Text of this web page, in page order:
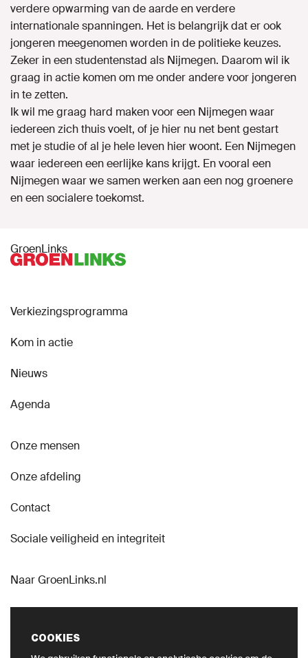
COOKIES
verdere opwarming van de aarde en verdere
internationale spanningen. Het is belangrijk dat er ook
jongeren meegenomen worden in de politieke keuzes.
Zeker in een studentenstad als Nijmegen. Daarom wil ik
graag in actie komen om me onder andere voor jongeren
in te zetten.
Ik wil me graag hard maken voor een Nijmegen waar
iedereen zich thuis voelt, of je hier nu net bent gestart
met je studie of al je hele leven hier woont. Een Nijmegen
waar iedereen een eerlijke kans krijgt. En vooral een
Nijmegen waar we samen werken aan een nog groenere
en een socialere toekomst.
GroenLinks
Verkiezingsprogramma
Kom in actie
Nieuws
Agenda
Onze mensen
Onze afdeling
Contact
Sociale veiligheid en integriteit
Naar GroenLinks.nl